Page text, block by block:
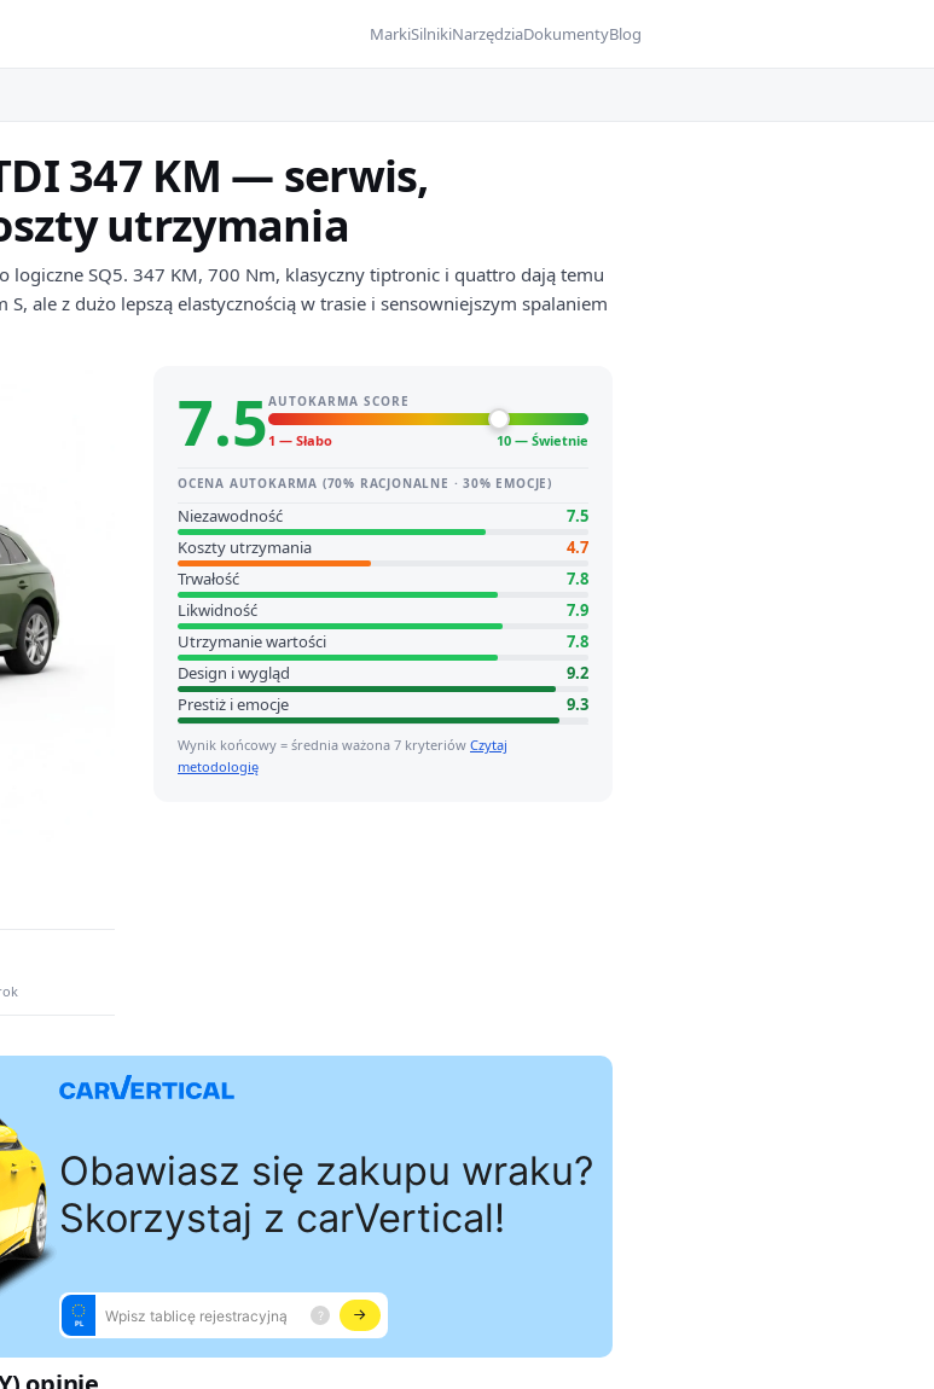
MarkiSilnikiNarzędziaDokumentyBlog
347 KM — serwis,
utrzymania
logiczne SQ5. 347 KM, 700 Nm, klasyczny tiptronic i quattro dają temu
ale z dużo lepszą elastycznością w trasie i sensowniejszym spalaniem
7.5AUTOKARMA SCORE
1 — Słabo 10 — Świetnie
OCENA AUTOKARMA (70% RACJONALNE · 30% EMOCJE)
Niezawodność
7.5
Koszty utrzymania
4.7
Trwałość
7.8
Likwidność
7.9
Utrzymanie wartości
7.8
Design i wygląd
9.2
Prestiż i emocje
9.3
Wynik końcowy = średnia ważona 7 kryteriów Czytaj
metodologię